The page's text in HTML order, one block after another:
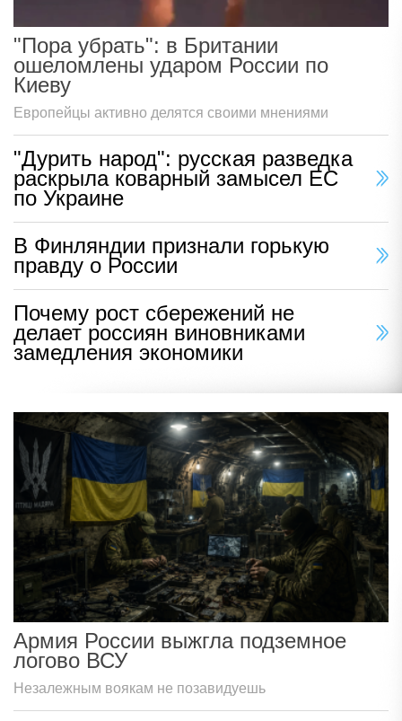
"Пора убрать": в Британии
ошеломлены ударом России по
Киеву
Европейцы активно делятся своими мнениями
"Дурить народ": русская разведка
раскрыла коварный замысел ЕС
по Украине
В Финляндии признали горькую
правду о России
Почему рост сбережений не
делает россиян виновниками
замедления экономики
Армия России выжгла подземное
логово ВСУ
Незалежным воякам не позавидуешь